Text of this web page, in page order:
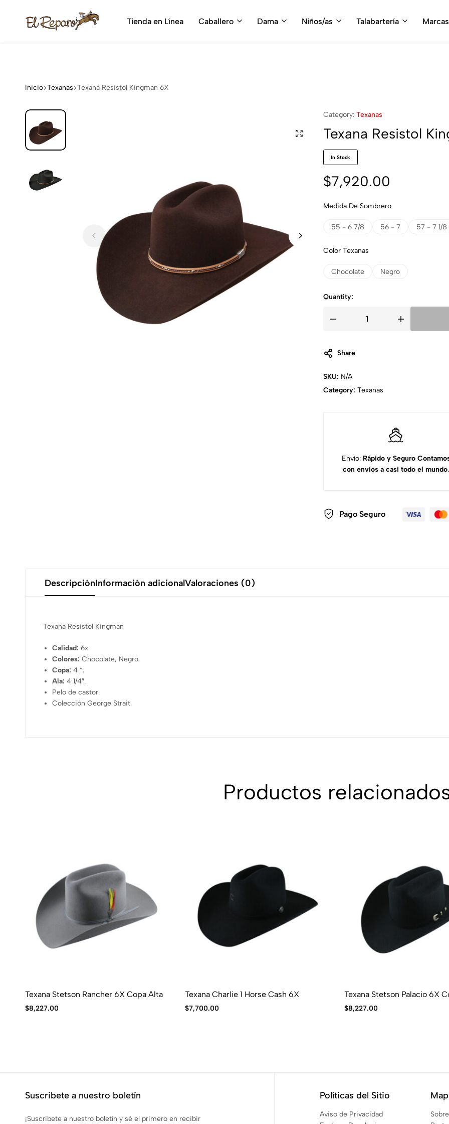
de
Tienda en Línea Caballero Dama Niños/as Talabartería Marcas
Inicio Texanas Texana Resistol Kingman 6X
Category: Texanas
Texana Resistol
In Stock
$7,920.00
Medida De Sombrero
55 - 6 7/8 56 - 7 57 - 7 1/8
Color Texanas
Chocolate Negro
Quantity:
Share
SKU: N/A
Category: Texanas
Envío: Rápido y Seguro
con envíos a casi todo el mundo.
Pago Seguro
DescripciónInformación adicionalValoraciones (0)
Texana Resistol Kingman
Calidad: 6x.
Colores:Chocolate, Negro.
Copa: 4 “.
Ala: 4 1/4″.
Pelo de castor.
Colección George Strait.
Productos
Texana Stetson Rancher 6X Copa Alta
$8,227.00
Texana Charlie 1 Horse Cash 6X
$7,700.00
Texana Stetson Palacio 6X
$8,227.00
Suscribete a nuestro boletín
¡Suscribete a nuestro boletín y sé el primero en recibir
Políticas del Sitio
Aviso de Privacidad